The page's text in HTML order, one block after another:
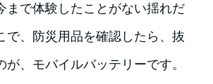
まで体験したことがない揺れだ
で、防災用品を確認したら、抜
が、モバイルバッテリーです。